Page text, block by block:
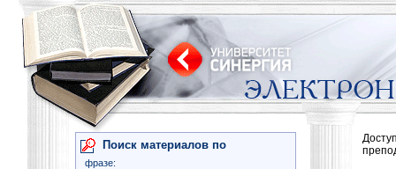
Поиск материалов по
фразе: